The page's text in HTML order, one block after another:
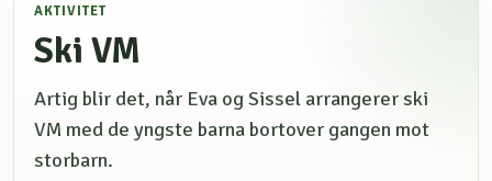
AKTIVITET
Ski VM
Artig blir det, når Eva og Sissel arrangerer ski
VM med de yngste barna bortover gangen mot
storbarn.